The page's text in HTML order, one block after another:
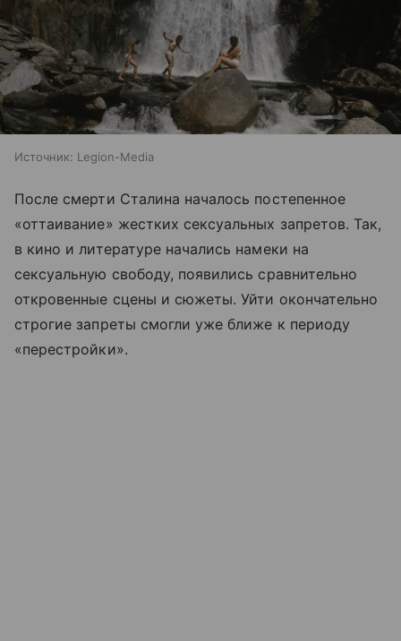
Источник: Legion-Media
После смерти Сталина началось постепенное
«оттаивание» жестких сексуальных запретов. Так,
в кино и литературе начались намеки на
сексуальную свободу, появились сравнительно
откровенные сцены и сюжеты. Уйти окончательно
строгие запреты смогли уже ближе к периоду
«перестройки».